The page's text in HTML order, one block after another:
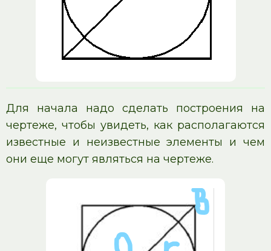
Для начала надо сделать построения на
чертеже, чтобы увидеть, как располагаются
известные и неизвестные элементы и чем
они еще могут являться на чертеже.